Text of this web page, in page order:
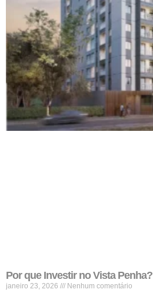
Por que Investir no Vista Penha?
janeiro 23, 2026 Nenhum comentário